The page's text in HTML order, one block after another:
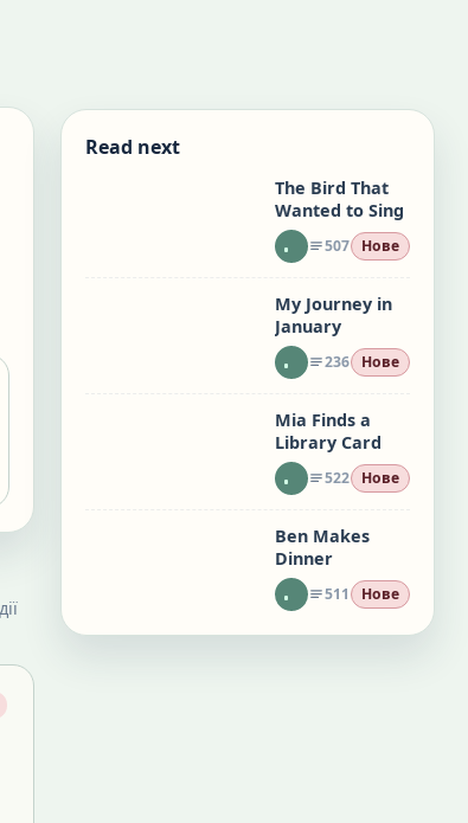
Read next
The Bird That
Wanted to Sing
507 Нове
My Journey in
January
236 Нове
Mia Finds a
Library Card
522 Нове
Ben Makes
Dinner
511 Нове